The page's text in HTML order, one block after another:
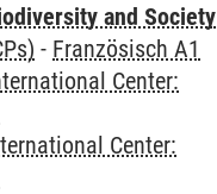
and Society
- Französisch A1
Center:
Center: